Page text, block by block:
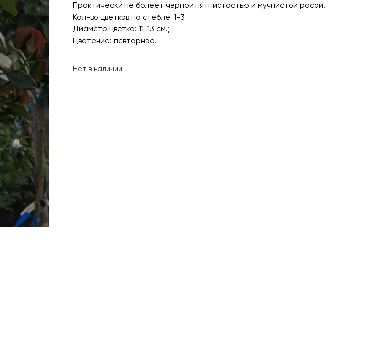
Практически не болеет черной пятнистостью и мучнистой росой.
Кол-во цветков на стебле: 1-3
Диаметр цветка: 11-13 см.;
Цветение: повторное.
Нет в наличии